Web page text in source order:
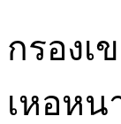
กรองเ
เหอหน